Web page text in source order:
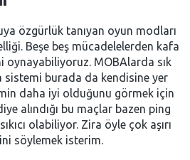
özgürlük tanıyan oyun modları
Beşe beş mücadelelerden kafa
oynayabiliyoruz. MOBAlarda sık
sistemi burada da kendisine yer
daha iyi olduğunu görmek için
alındığı bu maçlar bazen ping
olabiliyor. Zira öyle çok aşırı
söylemek isterim.